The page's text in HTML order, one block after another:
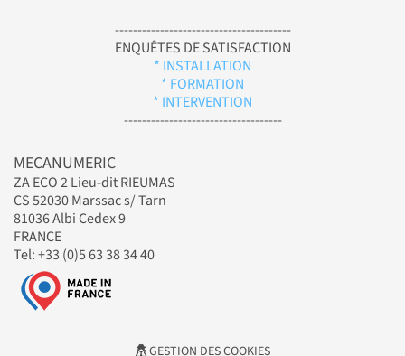
---------------------------------------
ENQUÊTES DE SATISFACTION
* INSTALLATION
* FORMATION
* INTERVENTION
-----------------------------------
MECANUMERIC
ZA ECO 2 Lieu-dit RIEUMAS
CS 52030 Marssac s/ Tarn
81036 Albi Cedex 9
FRANCE
Tel: +33 (0)5 63 38 34 40
GESTION DES COOKIES